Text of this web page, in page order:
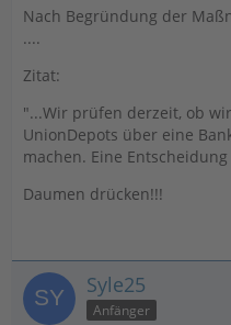
Nach Begründung der
....
Zitat:
"...Wir prüfen derzeit, ob
UnionDepots über eine
machen. Eine
Daumen drücken!!!
Syle25
Anfänger